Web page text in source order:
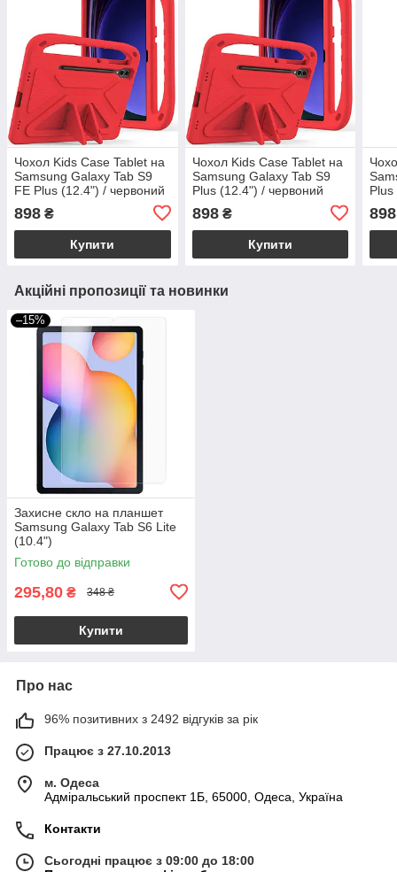
Чохол Kids Case Tablet на
Samsung Galaxy Tab S9
FE Plus (12.4") / червоний
898 ₴
Купити
Чохол Kids Case Tablet на
Samsung Galaxy Tab S9
Plus (12.4") / червоний
898₴
Купити
898
Акційні пропозиції та новинки
–15%
Захисне скло на планшет
Samsung Galaxy Tab S6 Lite
(10.4")
Готово до відправки
295,80 ₴ 348 ₴
Купити
Про нас
96% позитивних з 2492 відгуків за рік
Працює з 27.10.2013
м. Одеса
Адміральський проспект 1Б, 65000, Одеса, Україна
Контакти
Сьогодні працює з 09:00 до 18:00